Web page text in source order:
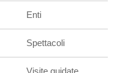
Enti
Spettacoli
Visite guidate